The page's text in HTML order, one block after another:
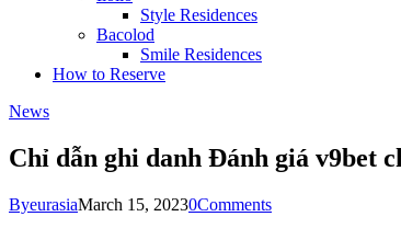
Style Residences
Bacolod
Smile Residences
How to Reserve
News
Chỉ dẫn ghi danh Đánh giá v9bet
ByeurasiaMarch 15, 20230Comments